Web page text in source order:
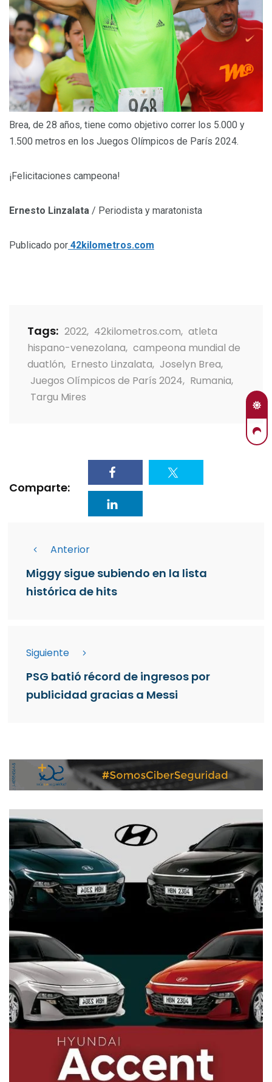
Brea, de 28 años, tiene como objetivo correr los 5.000 y
1.500 metros en los Juegos Olímpicos de París 2024.
¡Felicitaciones campeona!
Ernesto Linzalata / Periodista y maratonista
Publicado por 42kilometros.com
Tags: 2022, 42kilometros.com, atleta
hispano-venezolana, campeona mundial de
duatlón, Ernesto Linzalata, Joselyn Brea,
Juegos Olímpicos de París 2024, Rumania,
Targu Mires
Comparte:
Anterior
Miggy sigue subiendo en la lista
histórica de hits
Siguiente
PSG batió récord de ingresos por
publicidad gracias a Messi